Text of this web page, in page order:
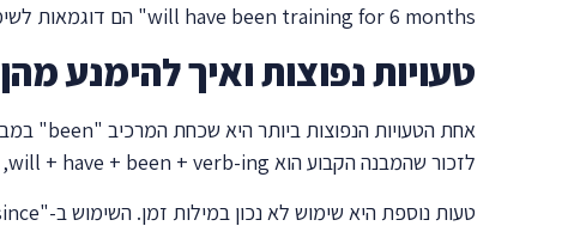
will have been training for 6 months" הם דוגמאות לשימוש יומיומי שמדגיש את ההמשכיות והמחויבות.
טעויות נפוצות ואיך להימנע מהן
לזכור שהמבנה הקבוע הוא will + have + been + verb-ing, וכל המרכיבים חיוניים. תרגול קבוע של המבנה המלא יסייע להטמיע אותו.